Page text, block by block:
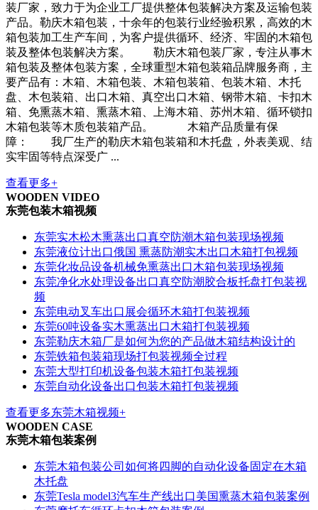
装厂家，致力于为企业工厂提供整体包装解决方案及运输包装
产品。勒庆木箱包装，十余年的包装行业经验积累，高效的木
箱包装加工生产车间，为客户提供循环、经济、牢固的木箱包
装及整体包装解决方案。 勒庆木箱包装厂家，专注从事木
箱包装及整体包装方案，全球重型木箱包装箱品牌服务商，主
要产品有：木箱、木箱包装、木箱包装箱、包装木箱、木托
盘、木包装箱、出口木箱、真空出口木箱、钢带木箱、卡扣木
箱、免熏蒸木箱、熏蒸木箱、上海木箱、苏州木箱、循环锁扣
木箱包装等木质包装箱产品。 木箱产品质量有保
障： 我厂生产的勒庆木箱包装箱和木托盘，外表美观、结
实牢固等特点深受广 ...
查看更多+
WOODEN VIDEO
东莞包装木箱视频
东莞实木松木熏蒸出口真空防潮木箱包装现场视频
东莞液位计出口俄国 熏蒸防潮实木出口木箱打包视频
东莞化妆品设备机械免熏蒸出口木箱包装现场视频
东莞净化水处理设备出口真空防潮胶合板托盘打包装视
频
东莞电动叉车出口展会循环木箱打包装视频
东莞60吨设备实木熏蒸出口木箱打包装视频
东莞勒庆木箱厂是如何为您的产品做木箱结构设计的
东莞铁箱包装箱现场打包装视频全过程
东莞大型打印机设备包装木箱打包装视频
东莞自动化设备出口包装木箱打包装视频
查看更多东莞木箱视频+
WOODEN CASE
东莞木箱包装案例
东莞木箱包装公司如何将四脚的自动化设备固定在木箱
木托盘
东莞Tesla model3汽车生产线出口美国熏蒸木箱包装案例